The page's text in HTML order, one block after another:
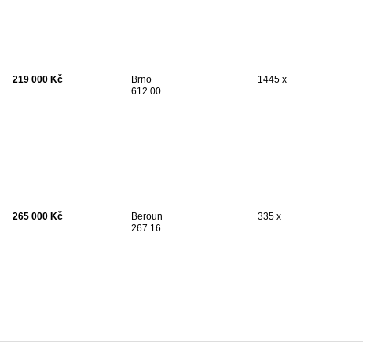
219 000 Kč
Brno
612 00
1445 x
265 000 Kč
Beroun
267 16
335 x